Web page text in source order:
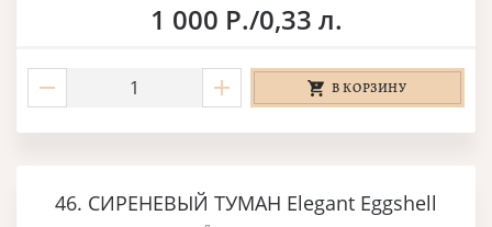
1 000 Р./0,33 л.
В КОРЗИНУ
46. СИРЕНЕВЫЙ ТУМАН Elegant Eggshell